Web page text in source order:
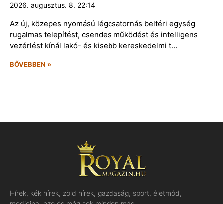
2026. augusztus. 8. 22:14
Az új, közepes nyomású légcsatornás beltéri egység
rugalmas telepítést, csendes működést és intelligens
vezérlést kínál lakó- és kisebb kereskedelmi t…
BŐVEBBEN »
Hírek, kék hírek, zöld hírek, gazdaság, sport, életmód,